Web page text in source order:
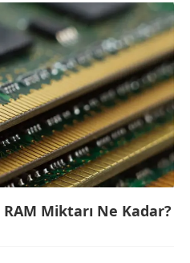
Miktarı Ne Kadar?